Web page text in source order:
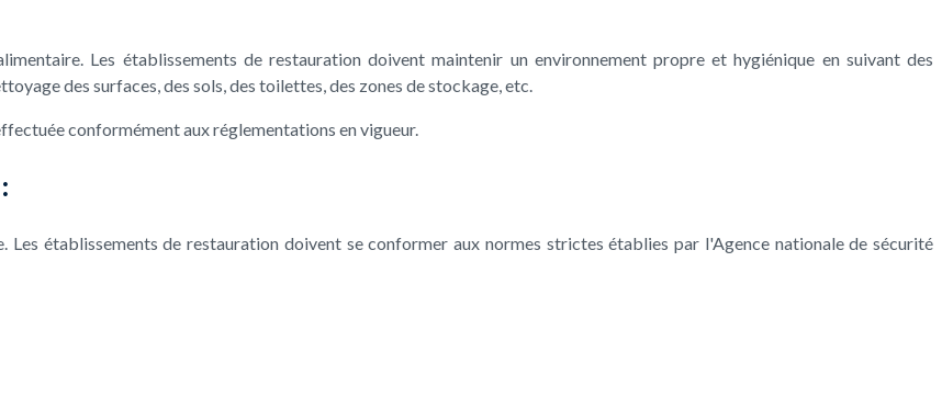
Les établissements de restauration doivent maintenir un environnement propre et hygiénique en suivant des
des surfaces, des sols, des toilettes, des zones de stockage, etc.
conformément aux réglementations en vigueur.
Les établissements de restauration doivent se conformer aux normes strictes établies par l'Agence nationale de sécurité